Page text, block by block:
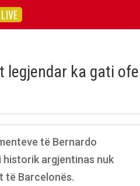
legjendar ka gati
të Bernardo
historik argjentinas nuk
të Barcelonës.